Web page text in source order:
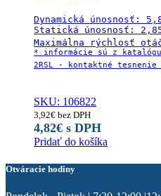
Dynamická únosnosť:
Statická únosnosť:
Maximálna rýchlosť
* informácie sú z katalógu
2RSL - kontaktné tesnenie
SKU: 106822
3,92€ bez DPH
4,82€ s DPH
Pridať do košíka
Otváracie hodiny